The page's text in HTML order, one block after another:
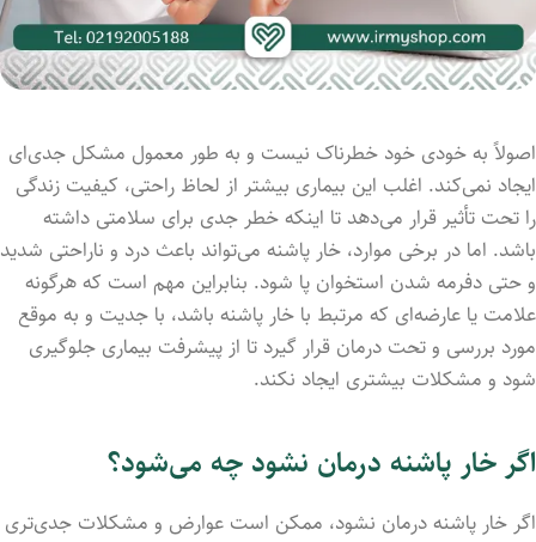
اصولاً به خودی خود خطرناک نیست و به طور معمول مشکل جدی‌ای
ایجاد نمی‌کند. اغلب این بیماری بیشتر از لحاظ راحتی، کیفیت زندگی
را تحت تأثیر قرار می‌دهد تا اینکه خطر جدی برای سلامتی داشته
باشد. اما در برخی موارد، خار پاشنه می‌تواند باعث درد و ناراحتی شدید
و حتی دفرمه شدن استخوان پا شود. بنابراین مهم است که هرگونه
علامت یا عارضه‌ای که مرتبط با خار پاشنه باشد، با جدیت و به موقع
مورد بررسی و تحت درمان قرار گیرد تا از پیشرفت بیماری جلوگیری
شود و مشکلات بیشتری ایجاد نکند.
اگر خار پاشنه درمان نشود چه می‌شود؟
اگر خار پاشنه درمان نشود، ممکن است عوارض و مشکلات جدی‌تری